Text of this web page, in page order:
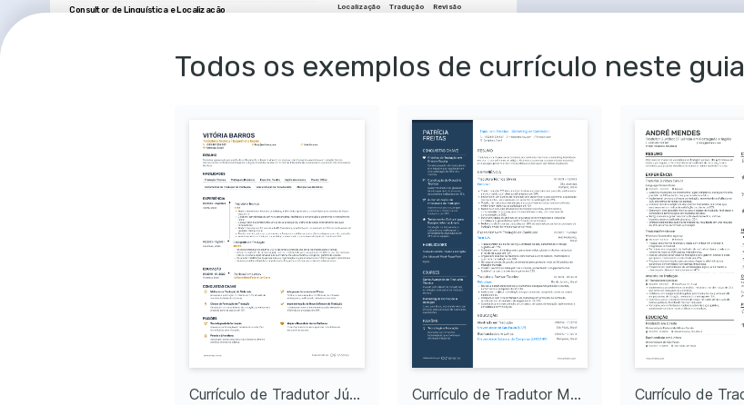
Consultor de Linguística e Localização
Desenvolvi conteúdo educacional sobre blockchain e DeFi, que contribuiu
para aumentar o tráfego do site em 35%.
Criei e mantive bancos de dados terminológicos para suportar consistência
Rio de Janeiro, Brasil
Traduzi documentos técnicos complexos para português, facilitando a
acessibilidade a informações cruciais sobre criptomoedas.
Revisei conteúdos UI para precisão linguística e adesão ao estilo
Conduzi revisões de qualidade que melhoraram a experiência do usuário
Colaborei com desenvolvedores e designers para assegurar que a
tradução de interface atendia aos padrões de usabilidade.
Florianópolis, Brasil
Localização Tradução Revisão
Certificação em Blockchain e Fintech
Coursera - Curso abrangente sobre blockchain,
criptomoedas, e inovação financeira.
Criptomoedas e Inovações Digitais
Interesse profundo em criptomoedas e
tecnologias financeiras emergentes que
estão transformando o mercado global.
Leitura e Análise Literária
Aprecio a leitura de obras literárias
diversificadas e a análise crítica de estilos e
Gosto de aprender sobre diferentes culturas
e idiomas, ampliando meu repertório cultural e
Inglês
Nativo
Todos os exemplos de currículo neste guia
Currículo de Tradutor Júnior Currículo de Tradutor Meio período